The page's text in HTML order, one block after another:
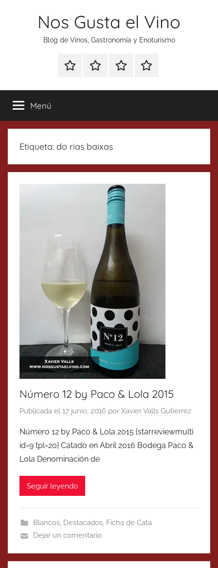
Nos Gusta el Vino
Blog de Vinos, Gastronomía y Enoturismo
Especial
Tonics
Enoturismo
Gastronomía
RankingContacto
Menú
Etiqueta: do rias baixas
Número 12 by Paco & Lola 2015
Publicada el 17 junio, 2016 por Xavier Valls Gutierrez
Número 12 by Paco & Lola 2015 [starreviewmulti
id=9 tpl=20] Catado en Abril 2016 Bodega Paco &
Lola Denominación de
Seguir leyendo
Blancos, Destacados, Ficha de Cata
Dejar un comentario